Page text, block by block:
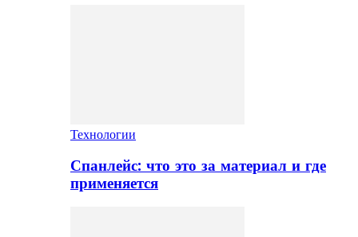
Технологии
Спанлейс: что это за материал и где
применяется